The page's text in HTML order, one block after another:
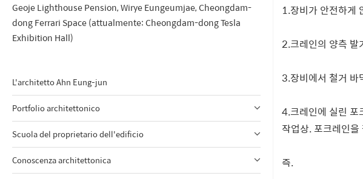
Geoje Lighthouse Pension, Wirye Eungeumjae, Cheongdam-
dong Ferrari Space (attualmente: Cheongdam-dong Tesla
Exhibition Hall)
L'architetto Ahn Eung-jun
Portfolio architettonico
Scuola del proprietario dell'edificio
Conoscenza architettonica
1.장비가 안전하게
2.크레인의 양측 발
3.장비에서 철거 바
4.크레인에 실린 포
작업상. 포크레인
즉.